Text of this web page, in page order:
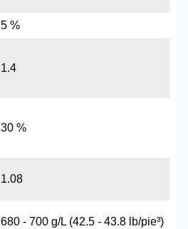
5 %
1.4
30 %
1.08
680 - 700 g/L (42.5 - 43.8 lb/pie³)